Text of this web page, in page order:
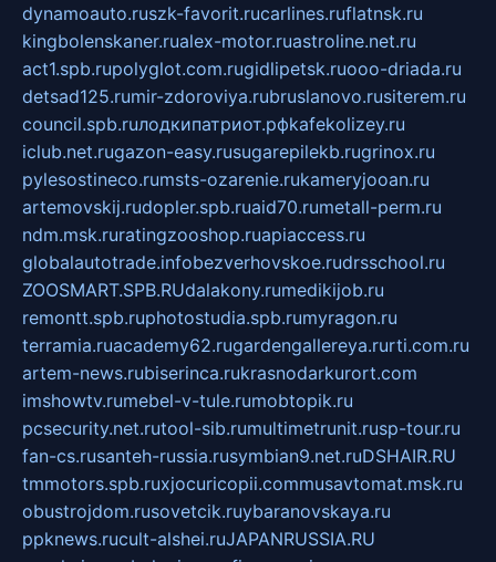
dynamoauto.ruszk-favorit.rucarlines.ruflatnsk.ru
kingbolenskaner.rualex-motor.ruastroline.net.ru
act1.spb.rupolyglot.com.rugidlipetsk.ruooo-driada.ru
detsad125.rumir-zdoroviya.rubruslanovo.rusiterem.ru
council.spb.ruлодкипатриот.рфkafekolizey.ru
iclub.net.rugazon-easy.rusugarepilekb.rugrinox.ru
pylesostineco.rumsts-ozarenie.rukameryjooan.ru
artemovskij.rudopler.spb.ruaid70.rumetall-perm.ru
ndm.msk.ruratingzooshop.ruapiaccess.ru
globalautotrade.infobezverhovskoe.rudrsschool.ru
ZOOSMART.SPB.RUdalakony.rumedikijob.ru
remontt.spb.ruphotostudia.spb.rumyragon.ru
terramia.ruacademy62.rugardengallereya.rurti.com.ru
artem-news.rubiserinca.rukrasnodarkurort.com
imshowtv.rumebel-v-tule.rumobtopik.ru
pcsecurity.net.rutool-sib.rumultimetrunit.rusp-tour.ru
fan-cs.rusanteh-russia.rusymbian9.net.ruDSHAIR.RU
tmmotors.spb.ruxjocuricopii.commusavtomat.msk.ru
obustrojdom.rusovetcik.ruybaranovskaya.ru
ppknews.rucult-alshei.ruJAPANRUSSIA.RU